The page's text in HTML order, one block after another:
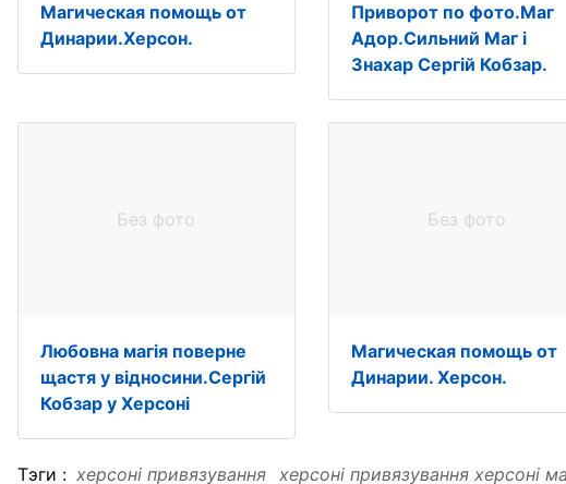
Магическая помощь от
Динарии.Херсон.
Приворот по фото.Маг
Адор.Сильний Маг і
Знахар Сергій Кобзар.
Без фото
Любовна магія поверне
щастя у відносини.Сергій
Кобзар у Херсоні
Без фото
Магическая помощь от
Динарии. Херсон.
Тэги : херсоні привязування херсоні привязування херсоні